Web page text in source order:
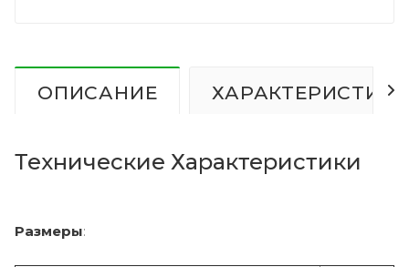
ОПИСАНИЕ
Технические Характеристики
Размеры: